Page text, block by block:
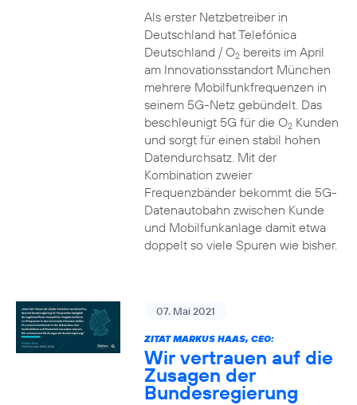
Als erster Netzbetreiber in
Deutschland hat Telefónica
Deutschland / O2bereits im April
am Innovationsstandort München
mehrere Mobilfunkfrequenzen in
seinem 5G-Netz gebündelt. Das
beschleunigt 5G für die O2Kunden
und sorgt für einen stabil hohen
Datendurchsatz. Mit der
Kombination zweier
Frequenzbänder bekommt die 5G-
Datenautobahn zwischen Kunde
und Mobilfunkanlage damit etwa
doppelt so viele Spuren wie bisher.
07. Mai 2021
ZITAT MARKUS HAAS, CEO:
Wir vertrauen auf die
Zusagen der
Bundesregierung